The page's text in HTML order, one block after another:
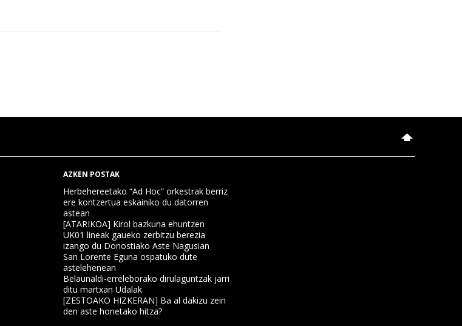
AZKEN POSTAK
Herbehereetako “Ad Hoc” orkestrak berriz
ere kontzertua eskainiko du datorren
astean
[ATARIKOA] Kirol bazkuna ehuntzen
UK01 lineak gaueko zerbitzu berezia
izango du Donostiako Aste Nagusian
San Lorente Eguna ospatuko dute
astelehenean
Belaunaldi-erreleborako dirulaguntzak jarri
ditu martxan Udalak
[ZESTOAKO HIZKERAN] Ba al dakizu zein
den aste honetako hitza?